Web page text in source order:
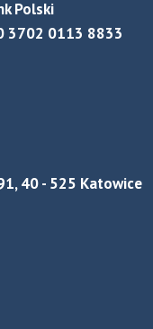
Polski
3702 0113 8833
40 - 525 Katowice